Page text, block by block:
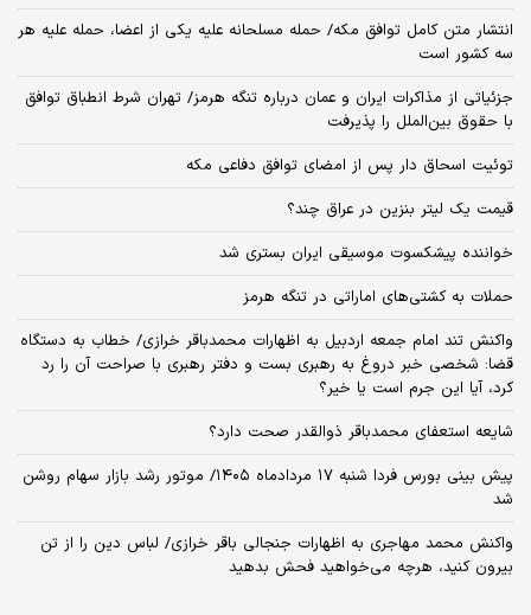
انتشار متن کامل توافق مکه/ حمله مسلحانه علیه یکی از اعضا، حمله علیه هر
سه کشور است
جزئیاتی از مذاکرات ایران و عمان درباره تنگه هرمز/ تهران شرط انطباق توافق
با حقوق بین‌الملل را پذیرفت
توئیت اسحاق دار پس از امضای توافق دفاعی مکه
قیمت یک لیتر بنزین در عراق چند؟
خواننده پیشکسوت موسیقی ایران بستری شد
حملات به کشتی‌های اماراتی در تنگه هرمز
واکنش تند امام جمعه اردبیل به اظهارات محمدباقر خرازی/ خطاب به دستگاه
قضا: شخصی خبر دروغ به رهبری بست و دفتر رهبری با صراحت آن را رد
کرد، آیا این جرم است یا خیر؟
شایعه استعفای محمدباقر ذوالقدر صحت دارد؟
پیش بینی بورس فردا شنبه ۱۷ مردادماه ۱۴۰۵/ موتور رشد بازار سهام روشن
شد
واکنش محمد مهاجری به اظهارات جنجالی باقر خرازی/ لباس دین را از تن
بیرون کنید، هرچه می‌خواهید فحش بدهید